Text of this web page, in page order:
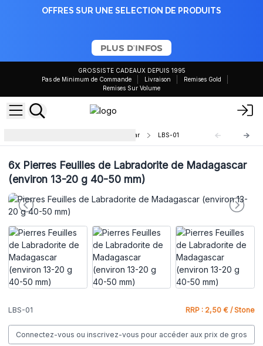
OFFRES SUR UNE SELECTION DE PRODUITS
PLUS D'INFOS
GROSSISTE CADEAUX DEPUIS 1995
Pas de Minimum de Commande
Livraison
Remises Gold
Remises Sur Volume
Pierres Labradorites de Madagascar LBS-01
6xPierres Feuilles de Labradorite de Madagascar
(environ 13-20 g 40-50 mm)
LBS-01 RRP : 2,50 € / Stone
Connectez-vous ou inscrivez-vous pour accéder aux prix de gros